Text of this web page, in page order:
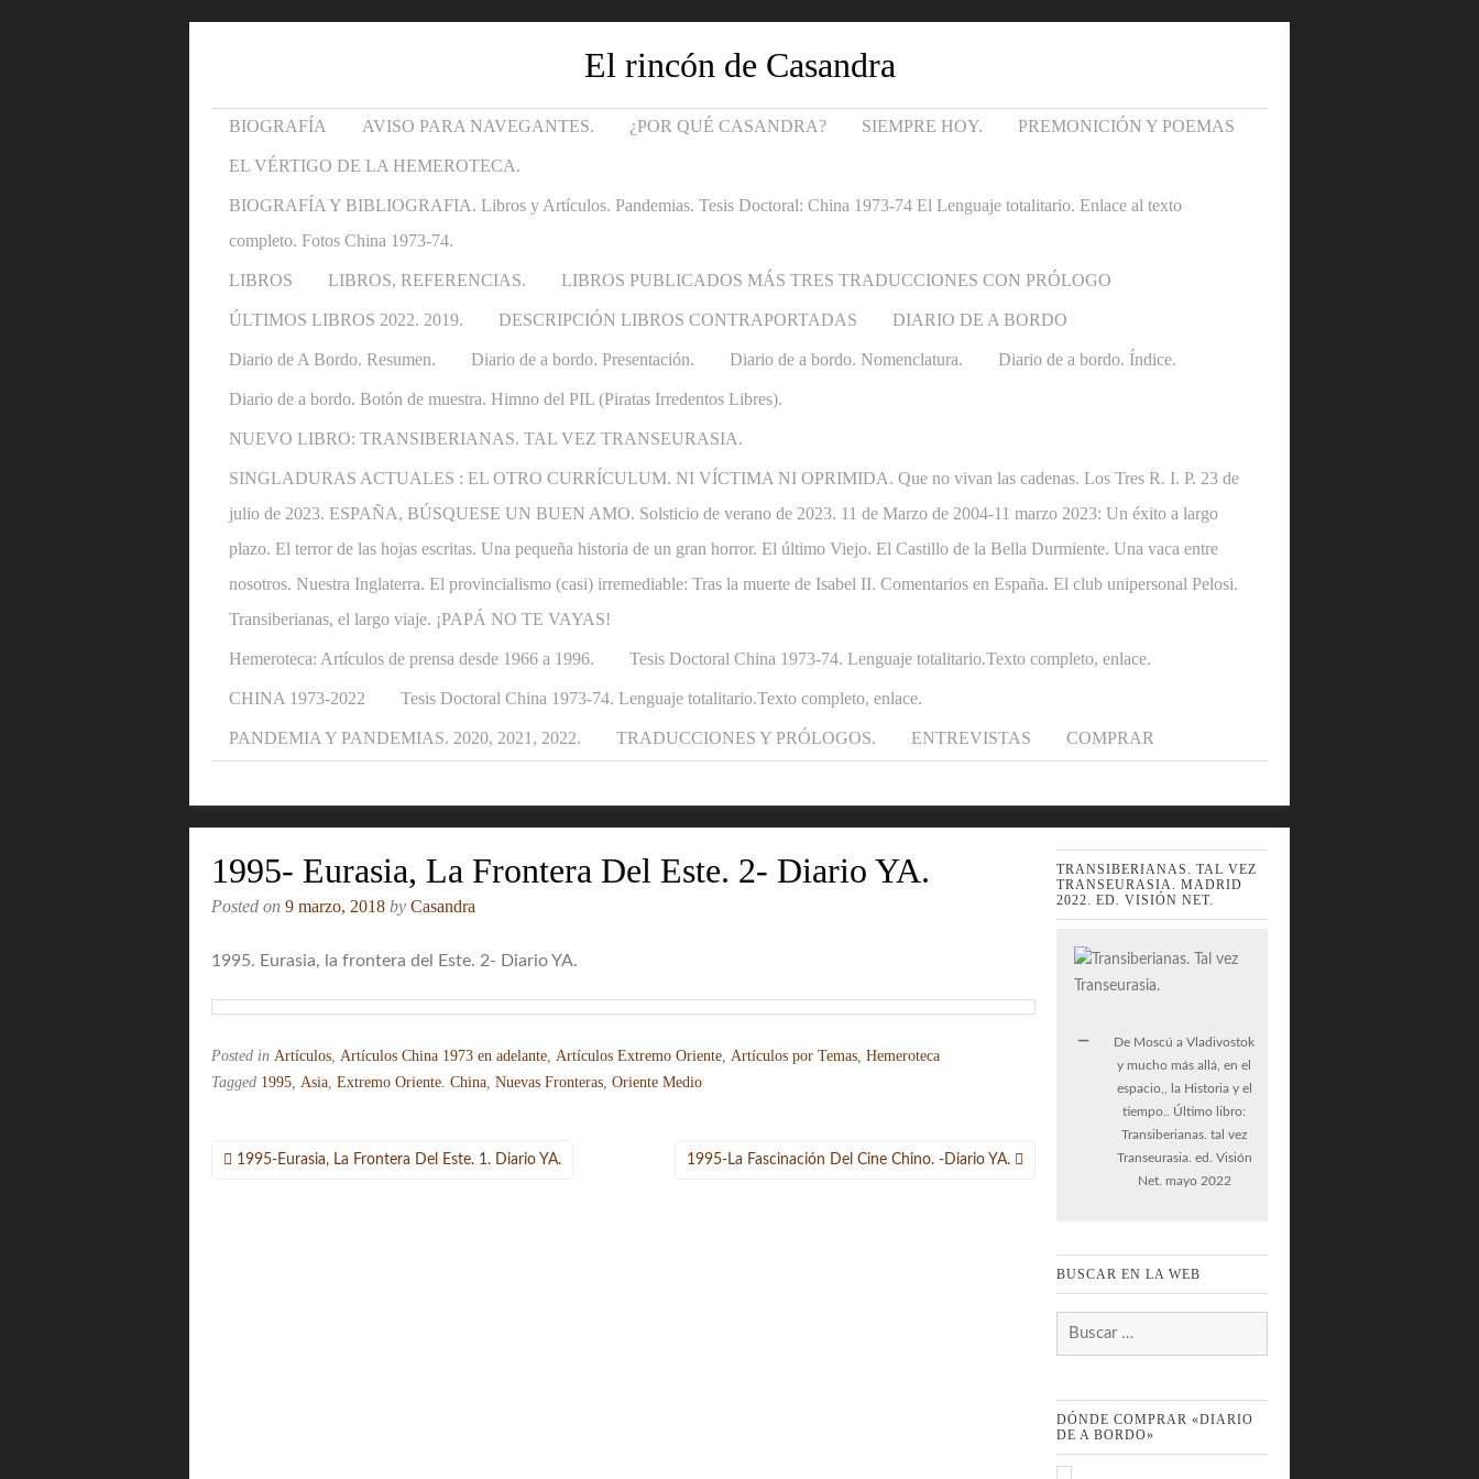
El rincón de Casandra
BIOGRAFÍA AVISO PARA NAVEGANTES. ¿POR QUÉ CASANDRA? SIEMPRE HOY. PREMONICIÓN Y POEMAS
EL VÉRTIGO DE LA HEMEROTECA.
BIOGRAFÍA Y BIBLIOGRAFIA. Libros y Artículos. Pandemias. Tesis Doctoral: China 1973-74 El Lenguaje totalitario. Enlace al texto
completo. Fotos China 1973-74.
LIBROS LIBROS, REFERENCIAS. LIBROS PUBLICADOS MÁS TRES TRADUCCIONES CON PRÓLOGO
ÚLTIMOS LIBROS 2022. 2019. DESCRIPCIÓN LIBROS CONTRAPORTADAS DIARIO DE A BORDO
Diario de A Bordo. Resumen. Diario de a bordo. Presentación. Diario de a bordo. Nomenclatura. Diario de a bordo. Índice.
Diario de a bordo. Botón de muestra. Himno del PIL (Piratas Irredentos Libres).
NUEVO LIBRO: TRANSIBERIANAS. TAL VEZ TRANSEURASIA.
SINGLADURAS ACTUALES : EL OTRO CURRÍCULUM. NI VÍCTIMA NI OPRIMIDA. Que no vivan las cadenas. Los Tres R. I. P. 23 de
julio de 2023. ESPAÑA, BÚSQUESE UN BUEN AMO. Solsticio de verano de 2023. 11 de Marzo de 2004-11 marzo 2023: Un éxito a largo
plazo. El terror de las hojas escritas. Una pequeña historia de un gran horror. El último Viejo. El Castillo de la Bella Durmiente. Una vaca entre
nosotros. Nuestra Inglaterra. El provincialismo (casi) irremediable: Tras la muerte de Isabel II. Comentarios en España. El club unipersonal Pelosi.
Transiberianas, el largo viaje. ¡PAPÁ NO TE VAYAS!
Hemeroteca: Artículos de prensa desde 1966 a 1996. Tesis Doctoral China 1973-74. Lenguaje totalitario.Texto completo, enlace.
CHINA 1973-2022 Tesis Doctoral China 1973-74. Lenguaje totalitario.Texto completo, enlace.
PANDEMIA Y PANDEMIAS. 2020, 2021, 2022. TRADUCCIONES Y PRÓLOGOS. ENTREVISTAS COMPRAR
1995- Eurasia, La Frontera Del Este. 2- Diario YA.
Posted on 9 marzo, 2018 by Casandra
1995. Eurasia, la frontera del Este. 2- Diario YA.
Posted in Artículos Artículos China 1973 en adelante Artículos Extremo Oriente Artículos por Temas Hemeroteca
Tagged 1995 Asia Extremo Oriente. China Nuevas Fronteras Oriente Medio
Navegación
1995-Eurasia, La Frontera Del Este. 1. Diario YA. 1995-La Fascinación Del Cine Chino. -Diario YA.
TRANSIBERIANAS. TAL VEZ
TRANSEURASIA. MADRID
2022. ED. VISIÓN NET.
De Moscú a Vladivostok
y mucho más allá, en el
espacio,, la Historia y el
tiempo.. Último libro:
Transiberianas. tal vez
Transeurasia. ed. Visión
Net. mayo 2022
BUSCAR EN LA WEB
Buscar:
DÓNDE COMPRAR «DIARIO
DE A BORDO»